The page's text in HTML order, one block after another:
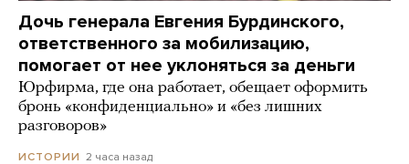
Дочь генерала Евгения Бурдинского,
ответственного за мобилизацию,
помогает от нее уклоняться за деньги
Юрфирма, где она работает, обещает оформить
бронь «конфиденциально» и «без лишних
разговоров»
ИСТОРИИ 2 часа назад